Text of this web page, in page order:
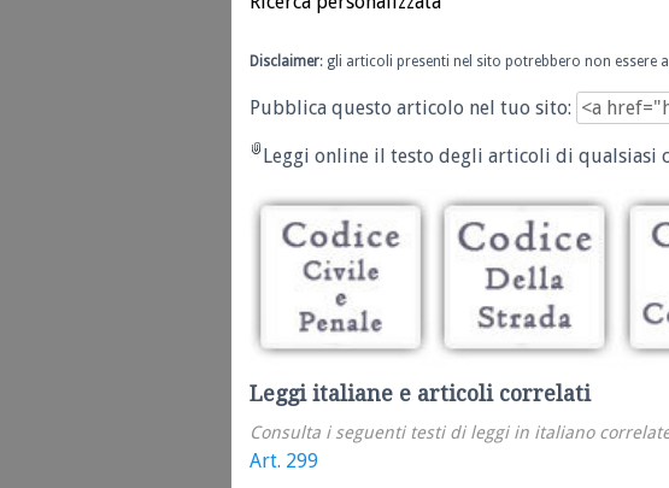
Disclaimer: gli articoli presenti nel sito potrebbero non essere
Pubblica questo articolo nel tuo sito:
Leggi online il testo degli articoli di qualsiasi
Leggi italiane e articoli correlati
Consulta i seguenti testi di leggi in italiano
Art. 299